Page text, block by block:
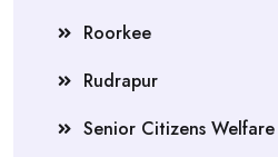
Roorkee
Rudrapur
Senior Citizens Welfare